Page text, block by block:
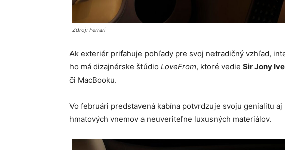
Zdroj: Ferrari
Ak exteriér priťahuje pohľady pre svoj netradičný vzhľad,
ho má dizajnérske štúdio LoveFrom, ktoré vedie Sir Jony Ive
či MacBooku.
Vo februári predstavená kabína potvrdzuje svoju genialitu
hmatových vnemov a neuveriteľne luxusných materiálov.